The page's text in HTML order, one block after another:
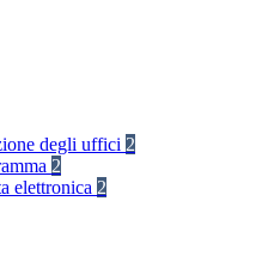
degli uffici 2
2
elettronica 2